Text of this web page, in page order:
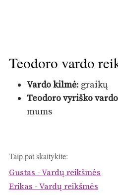
Teodoro vardo
Vardo kilmė: graikų
Teodoro vyriško
mums
Taip pat skaitykite:
Gustas - Vardų reikšmės
Erikas - Vardų reikšmės